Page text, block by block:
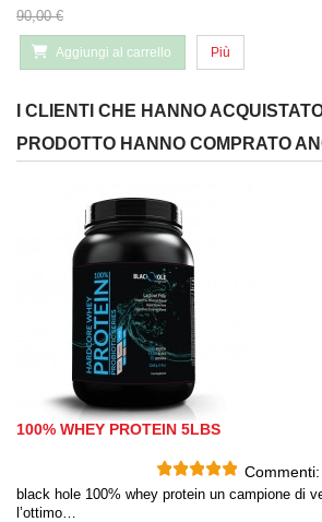
90,00 €
Aggiungi al carrello Più
I CLIENTI CHE HANNO
PRODOTTO HANNO COMPRATO
100% WHEY PROTEIN 5LBS
Commenti:
black hole 100% whey protein un campione di
l’ottimo…